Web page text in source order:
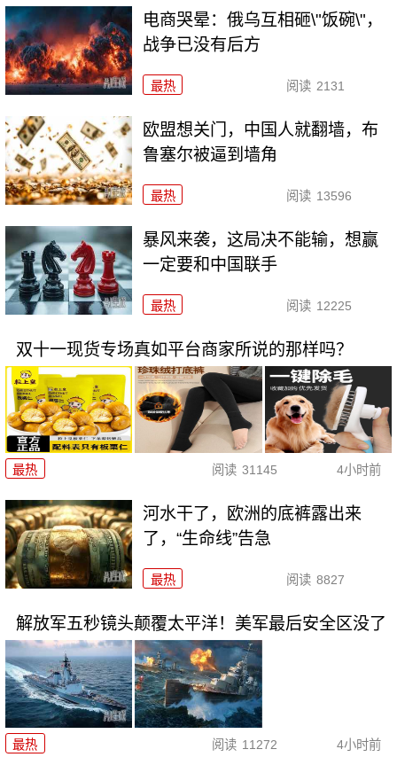
电商哭晕：俄乌互相砸\"饭碗\"，
战争已没有后方
最热 阅读 2131
欧盟想关门，中国人就翻墙，布
鲁塞尔被逼到墙角
最热 阅读 13596
暴风来袭，这局决不能输，想赢
一定要和中国联手
最热 阅读 12225
双十一现货专场真如平台商家所说的那样吗？
最热 阅读 31145 4小时前
河水干了，欧洲的底裤露出来
了，“生命线”告急
最热 阅读 8827
解放军五秒镜头颠覆太平洋！美军最后安全区没了
最热 阅读 11272 4小时前